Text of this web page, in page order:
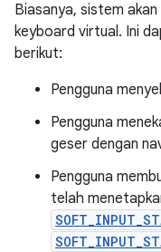
Biasanya, sistem
keyboard virtual. Ini
berikut:
Pengguna
Pengguna
geser dengan
Pengguna
telah